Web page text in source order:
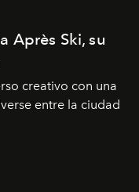
Après Ski, su
creativo con una
entre la ciudad